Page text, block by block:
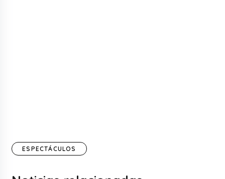
ESPECTÁCULOS